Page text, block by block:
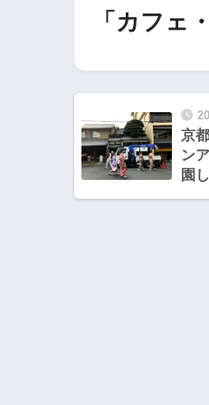
「カフェ
京
ン
園